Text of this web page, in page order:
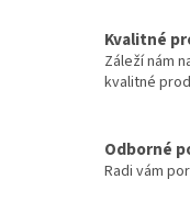
Kvalitné
Záleží nám
kvalitné
Odborné
Radi vám